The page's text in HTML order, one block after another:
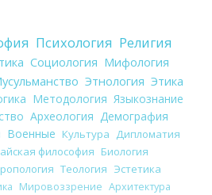
Психология Религия
Социология Мифология
Этнология Этика
Методология Языкознание
Археология Демография
Военные Культура
Дипломатия
философия Биология
Теология Эстетика
Мировоззрение Архитектура